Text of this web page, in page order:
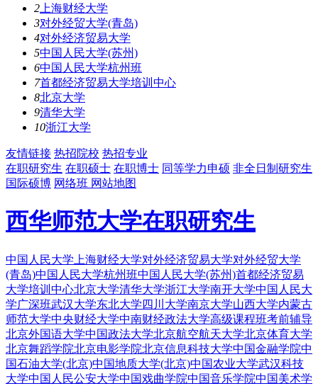
2 上海财经大学
3对外经贸大学(青岛)
4对外经济贸易大学
5中国人民大学(苏州)
6中国人民大学杭州班
7首都经济贸易大学培训中心
8北京大学
9清华大学
10浙江大学
友情链接 热招院校 热招专业
在职研究生 在职硕士 在职博士 同等学力申硕 非全日制研究生
国际硕博 网络班 网站地图
西华师范大学在职研究生
中国人民大学 上海财经大学对外经济贸易大学对外经贸大学
(青岛)中国人民大学杭州班中国人民大学(苏州)首都经济贸易
大学培训中心北京大学清华大学浙江大学南开大学中国人民大
学广深班武汉大学东北大学 四川大学南京大学山西大学内蒙古
师范大学中央财经大学中南财经政法大学高级课程班考前辅导
北京外国语大学中国政法大学北京航空航天大学北京体育大学
北京舞蹈学院北京电影学院北京信息科技大学中国金融学院中
国石油大学(北京)中国地质大学(北京)中国农业大学武汉科技
大学中国人民公安大学中国戏曲学院中国音乐学院中国美术学